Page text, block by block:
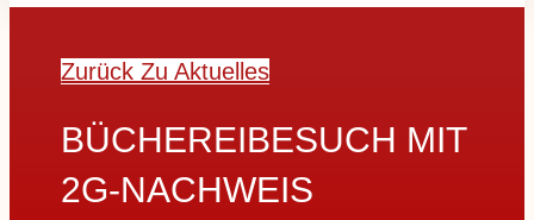
Zurück Zu Aktuelles
BÜCHEREIBESUCH MIT
2G-NACHWEIS